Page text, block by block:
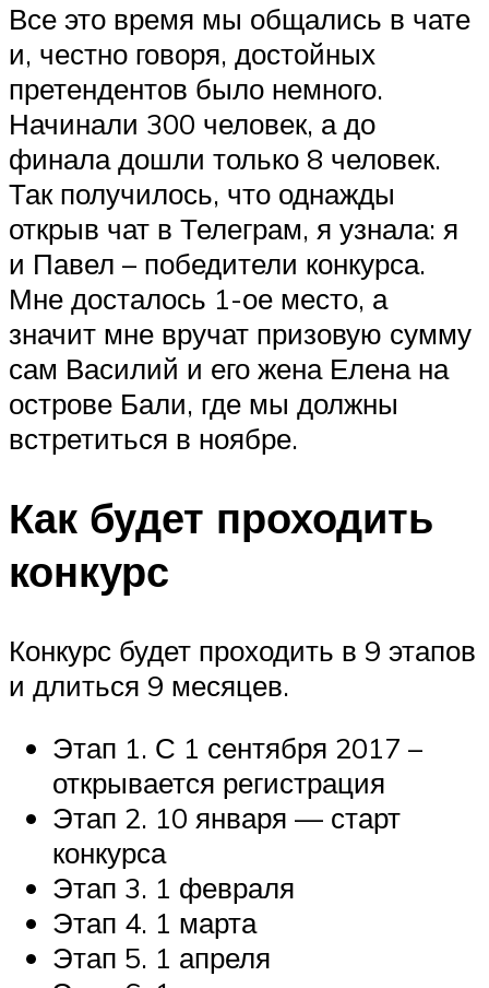
Все это время мы общались в чате
и, честно говоря, достойных
претендентов было немного.
Начинали 300 человек, а до
финала дошли только 8 человек.
Так получилось, что однажды
открыв чат в Телеграм, я узнала: я
и Павел – победители конкурса.
Мне досталось 1-ое место, а
значит мне вручат призовую сумму
сам Василий и его жена Елена на
острове Бали, где мы должны
встретиться в ноябре.
Как будет проходить
конкурс
Конкурс будет проходить в 9 этапов
и длиться 9 месяцев.
Этап 1. С 1 сентября 2017 –
открывается регистрация
Этап 2. 10 января — старт
конкурса
Этап 3. 1 февраля
Этап 4. 1 марта
Этап 5. 1 апреля